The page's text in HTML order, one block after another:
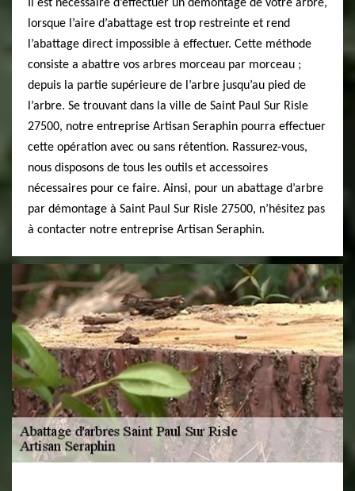
Il est nécessaire d’effectuer un démontage de votre arbre,
lorsque l’aire d’abattage est trop restreinte et rend
l’abattage direct impossible à effectuer. Cette méthode
consiste a abattre vos arbres morceau par morceau ;
depuis la partie supérieure de l’arbre jusqu’au pied de
l’arbre. Se trouvant dans la ville de Saint Paul Sur Risle
27500, notre entreprise Artisan Seraphin pourra effectuer
cette opération avec ou sans rétention. Rassurez-vous,
nous disposons de tous les outils et accessoires
nécessaires pour ce faire. Ainsi, pour un abattage d’arbre
par démontage à Saint Paul Sur Risle 27500, n’hésitez pas
à contacter notre entreprise Artisan Seraphin.